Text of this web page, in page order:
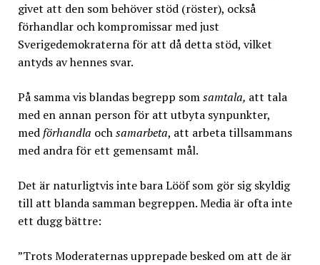
givet att den som behöver stöd (röster), också
förhandlar och kompromissar med just
Sverigedemokraterna för att då detta stöd, vilket
antyds av hennes svar.
På samma vis blandas begrepp somsamtala, att tala
med en annan person för att utbyta synpunkter,
medförhandla ochsamarbeta, att arbeta tillsammans
med andra för ett gemensamt mål.
Det är naturligtvis inte bara Lööf som gör sig skyldig
till att blanda samman begreppen. Media är ofta inte
ett dugg bättre:
”Trots Moderaternas upprepade besked om att de är